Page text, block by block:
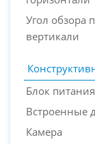
Угол обзора
вертикали
Блок питания
Встроенные
Камера